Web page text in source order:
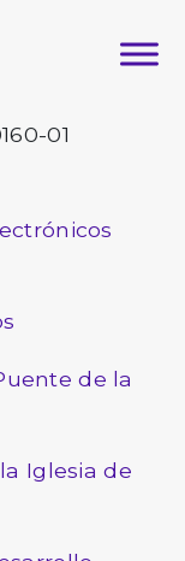
01
de la
Iglesia de